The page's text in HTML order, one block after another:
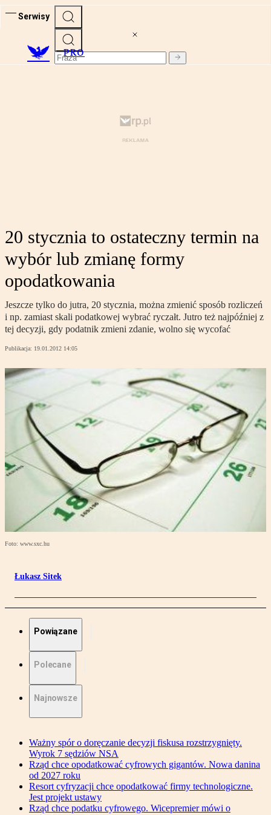
Serwisy
PRO
20 stycznia to ostateczny termin na
wybór lub zmianę formy
opodatkowania
Jeszcze tylko do jutra, 20 stycznia, można zmienić sposób rozliczeń
i np. zamiast skali podatkowej wybrać ryczałt. Jutro też najpóźniej z
tej decyzji, gdy podatnik zmieni zdanie, wolno się wycofać
Publikacja: 19.01.2012 14:05
Foto: www.sxc.hu
Łukasz Sitek
Powiązane
Polecane
Najnowsze
Ważny spór o doręczanie decyzji fiskusa rozstrzygnięty.
Wyrok 7 sędziów NSA
Rząd chce opodatkować cyfrowych gigantów. Nowa danina
od 2027 roku
Resort cyfryzacji chce opodatkować firmy technologiczne.
Jest projekt ustawy
Rząd chce podatku cyfrowego. Wicepremier mówi o